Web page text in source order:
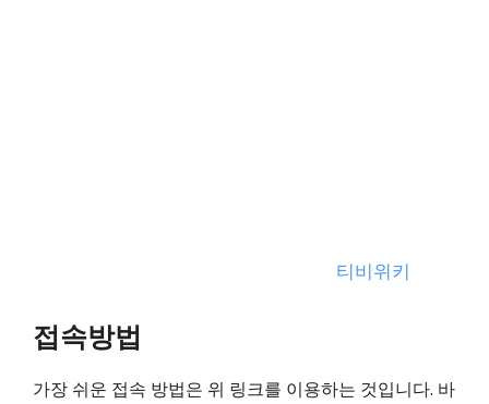
티비위키
접속방법
가장 쉬운 접속 방법은 위 링크를 이용하는 것입니다. 바